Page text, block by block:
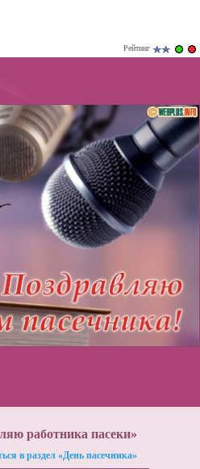
Рейтинг
работника пасеки»
в раздел «День пасечника»